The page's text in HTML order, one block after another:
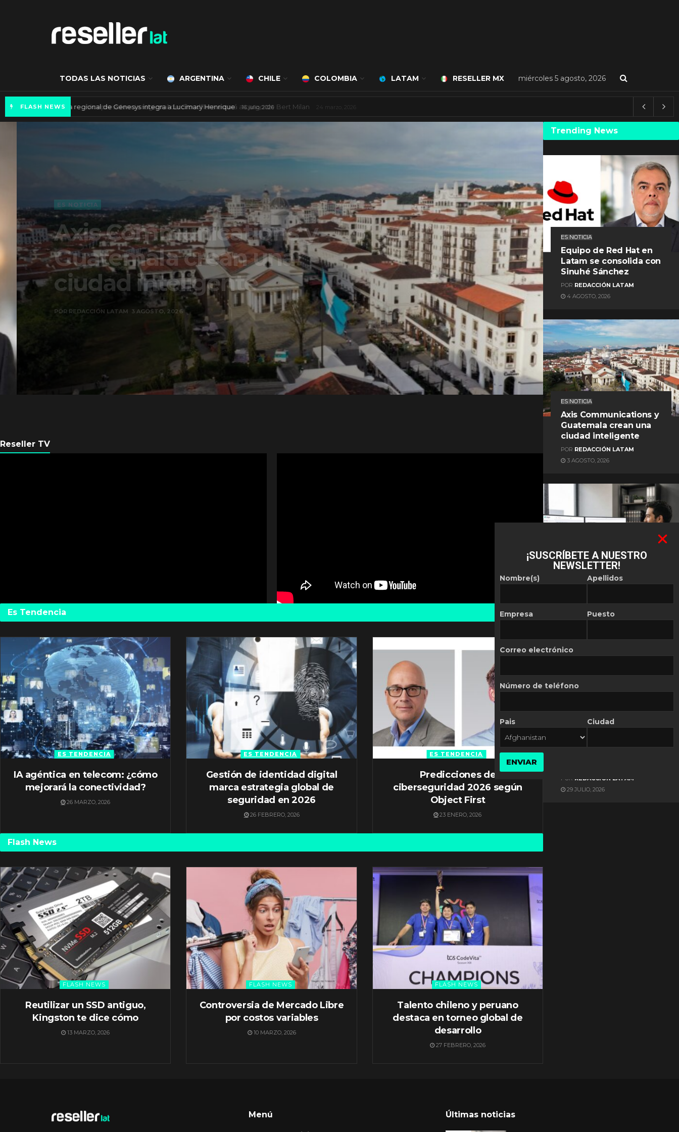
TODAS LAS NOTICIAS ARGENTINA CHILE COLOMBIA LATAM RESELLER MX miércoles 5 agosto, 2026
FLASH NEWS Vicepresidencia regional de Genesys integra a Lucimary Henrique 16 julio, 2026
ES NOTICIA
Axis Communications y
Guatemala crean una
ciudad inteligente
REDACCIÓN LATAM 3 AGOSTO, 2026
Reseller TV
Es Tendencia
ES TENDENCIA
IA agéntica en telecom: ¿cómo
mejorará la conectividad?
26 MARZO, 2026
ES TENDENCIA
Gestión de identidad digital
marca estrategia global de
seguridad en 2026
26 FEBRERO, 2026
ES TENDENCIA
Predicciones de
ciberseguridad 2026 según
Object First
23 ENERO, 2026
Flash News
FLASH NEWS
Reutilizar un SSD antiguo,
Kingston te dice cómo
13 MARZO, 2026
FLASH NEWS
Controversia de Mercado Libre
por costos variables
10 MARZO, 2026
FLASH NEWS
Talento chileno y peruano
destaca en torneo global de
desarrollo
27 FEBRERO, 2026
Trending News
ES NOTICIA
Equipo de Red Hat en
Latam se consolida con
Sinuhé Sánchez
POR REDACCIÓN LATAM
4 AGOSTO, 2026
ES NOTICIA
Axis Communications y
Guatemala crean una
ciudad inteligente
POR REDACCIÓN LATAM
3 AGOSTO, 2026
ES NOTICIA
Automatización de las
REDACCIÓN LATAM
ES NOTICIA
POR REDACCIÓN LATAM
29 JULIO, 2026
Menú Últimas noticias
¡SUSCRÍBETE A NUESTRO
NEWSLETTER!
Nombre(s)
Empresa
Apellidos
Puesto
Correo electrónico
Número de teléfono
Pais Ciudad
ENVIAR